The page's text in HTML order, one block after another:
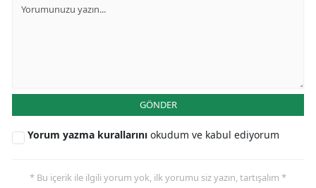
GÖNDER
Yorum yazma kurallarını okudum ve kabul ediyorum
* Bu içerik ile ilgili yorum yok, ilk yorumu siz yazın, tartışalım *